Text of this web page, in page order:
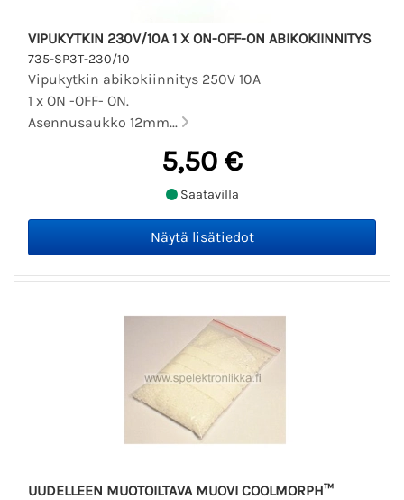
VIPUKYTKIN 230V/10A 1 X ON-OFF-ON ABIKOKIINNITYS
735-SP3T-230/10
Vipukytkin abikokiinnitys 250V 10A
1 x ON -OFF- ON.
Asennusaukko 12mm...
5,50 €
Saatavilla
UUDELLEEN MUOTOILTAVA MUOVI COOLMORPH™